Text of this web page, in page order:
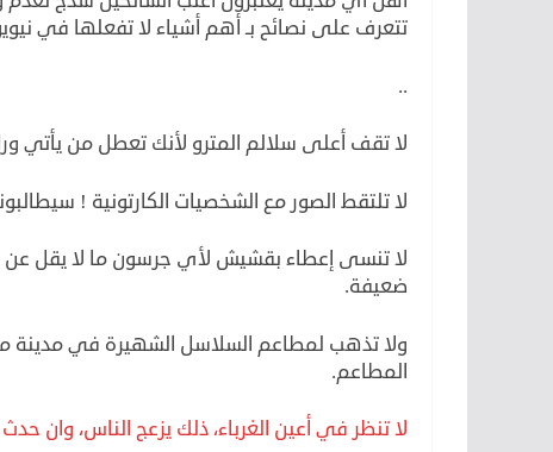
تتعرف على نصائح بـ أهم أشياء لا تفعلها في
..
لا تقف أعلى سلالم المترو لأنك تعطل من يأتي
لا تلتقط الصور مع الشخصيات الكارتونية !
ضعيفة.
المطاعم.
لا تنظر في أعين الغرباء، ذلك يزعج الناس، وان